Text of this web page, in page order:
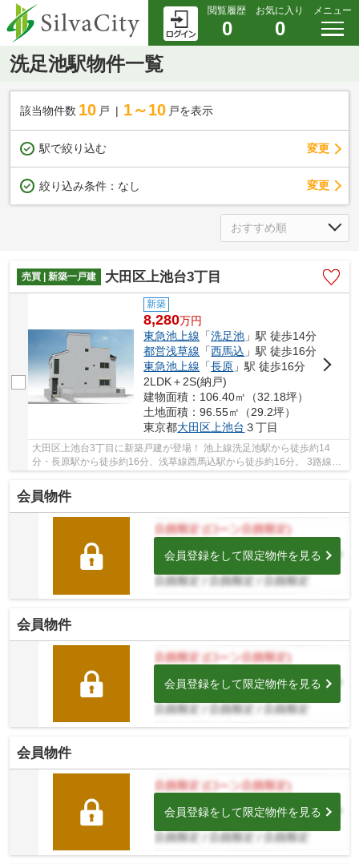
閲覧履歴
0
お気に入り
0
メニュー
洗足池駅物件一覧
該当物件数 10 戸 1～10 戸を表示
駅で絞り込む 変更
絞り込み条件： なし 変更
売買 | 新築一戸建 大田区上池台3丁目
新築
8,280万円
東急池上線 「洗足池 」駅 徒歩14分
都営浅草線 「西馬込 」駅 徒歩16分
東急池上線 「長原 」駅 徒歩16分
2LDK＋2S(納戸)
建物面積：106.40㎡（32.18坪）
土地面積：96.55㎡（29.2坪）
東京都大田区上池台 ３丁目
大田区上池台3丁目に新築戸建が登場！ 池上線洗足池駅から徒歩約14
分・長原駅から徒歩約16分、浅草線西馬込駅から徒歩約16分。 3路線3
会員物件
会員登録をして限定物件を見る
会員物件
会員登録をして限定物件を見る
会員物件
会員登録をして限定物件を見る